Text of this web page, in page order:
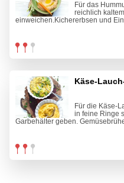
Für das
reichlich
einweichen.Kichererbsen und
Käse-
Für die Käse-
in feine Ringe
Garbehälter geben.